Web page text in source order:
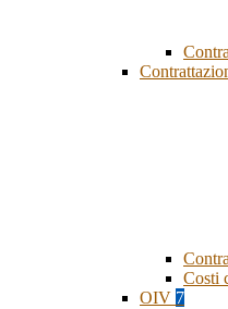
Costi
OIV 7